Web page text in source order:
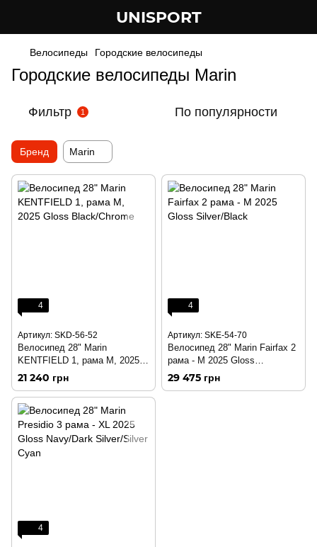
UNISPORT
Велосипеды Городские велосипеды
Городские велосипеды Marin
Фильтр 1 По популярности
Бренд Marin
4
Артикул: SKD-56-52
Велосипед 28" Marin
KENTFIELD 1, рама M, 2025
Gloss Black/Chrome
21 240 грн
4
Артикул: SKE-54-70
Велосипед 28" Marin Fairfax 2
рама - M 2025 Gloss
Silver/Black
29 475 грн
4